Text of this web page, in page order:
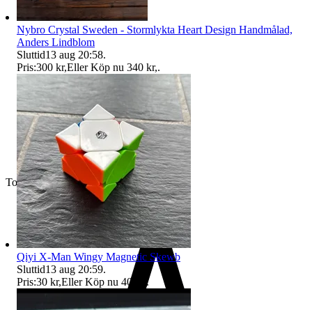
Toppsäljare
Nybro Crystal Sweden - Stormlykta Heart Design Handmålad,
Anders Lindblom
Sluttid13 aug 20:58.
Pris:300 kr,Eller Köp nu 340 kr,.
Qiyi X-Man Wingy Magnetic Skewb
Sluttid13 aug 20:59.
Pris:30 kr,Eller Köp nu 40 kr .